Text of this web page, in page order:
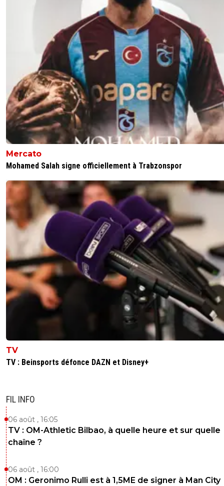
Mercato
Mohamed Salah signe officiellement à Trabzonspor
TV
TV : Beinsports défonce DAZN et Disney+
FIL INFO
06 août , 16:05
TV : OM-Athletic Bilbao, à quelle heure et sur quelle
chaîne ?
06 août , 16:00
OM : Geronimo Rulli est à 1,5ME de signer à Man City